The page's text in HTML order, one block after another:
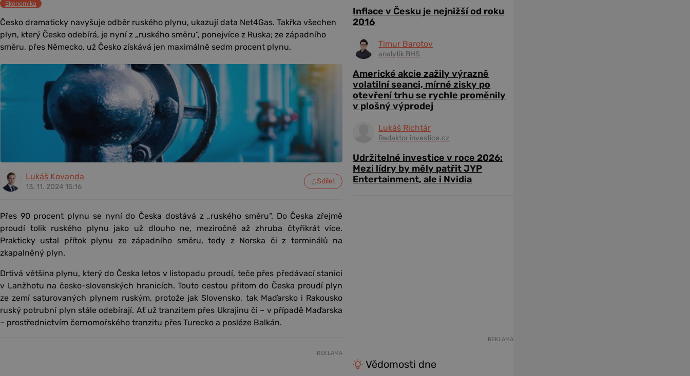
Ekonomika
Česko dramaticky navyšuje odběr ruského plynu, ukazují data Net4Gas. Takřka všechen
plyn, který Česko odebírá, je nyní z „ruského směru“, ponejvíce z Ruska; ze západního
směru, přes Německo, už Česko získává jen maximálně sedm procent plynu.
Lukáš Kovanda
13. 11. 2024 15:16
Sdílet
Přes 90 procent plynu se nyní do Česka dostává z „ruského směru“. Do Česka zřejmě
proudí tolik ruského plynu jako už dlouho ne, meziročně až zhruba čtyřikrát více.
Prakticky ustal přítok plynu ze západního směru, tedy z Norska či z terminálů na
zkapalněný plyn.
Drtivá většina plynu, který do Česka letos v listopadu proudí, teče přes předávací stanici
v Lanžhotu na česko-slovenských hranicích. Touto cestou přitom do Česka proudí plyn
ze zemí saturovaných plynem ruským, protože jak Slovensko, tak Maďarsko i Rakousko
ruský potrubní plyn stále odebírají. Ať už tranzitem přes Ukrajinu či – v případě Maďarska
– prostřednictvím černomořského tranzitu přes Turecko a posléze Balkán.
REKLAMA
Inflace v Česku je nejnižší od roku
2016
Timur Barotov
analytik BHS
Americké akcie zažily výrazně
volatilní seanci, mírné zisky po
otevření trhu se rychle proměnily
v plošný výprodej
Lukáš Richtár
Redaktor investice.cz
Udržitelné investice v roce 2026:
Mezi lídry by měly patřit JYP
Entertainment, ale i Nvidia
REKLAMA
Vědomosti dne